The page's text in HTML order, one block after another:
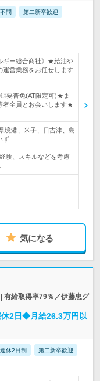
問 第二新卒歓迎
ギー総合商社》★給油や
運営業務をお任せします
◎要普免(AT限定可)★ま
者全員とお会いします★
境港、米子、日吉津、島
ず…
験、スキルなどを考慮
気になる
有給取得率79％／伊藤忠グ
休2日◆月給26.3万円以
休2日制 第二新卒歓迎